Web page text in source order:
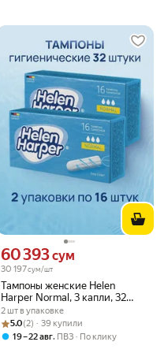
Тампоны женские Helen
Harper Normal, 3 капли, 32
штуки, без апликатора
2 шт в упаковке
Цена 60393 сум вместо
60 393сум
30 197сум/шт
Рейтинг товара: 5.0 из 5
Оценок: (2) · 39 купили
5.0(2) · 39 купили
19 – 22 авг, ПВЗ По клику